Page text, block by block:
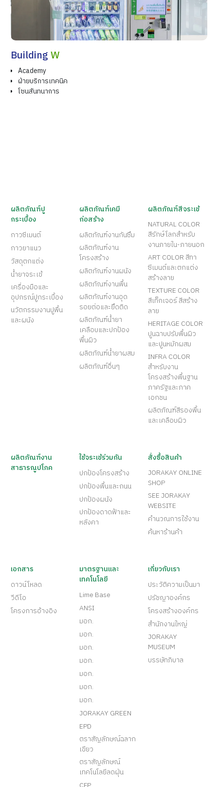
BuildingW
Academy
ฝ่ายบริการเทคนิค
โซนสันทนาการ
ผลิตภัณฑ์ปู
กระเบื้อง
กาวซีเมนต์
กาวยาแนว
วัสดุตกแต่ง
น้ำยาจระเข้
เครื่องมือและ
อุปกรณ์ปูกระเบื้อง
นวัตกรรมงานปูพื้น
และผนัง
ผลิตภัณฑ์เคมี
ก่อสร้าง
ผลิตภัณฑ์งานกันซึม
ผลิตภัณฑ์งาน
โครงสร้าง
ผลิตภัณฑ์งานผนัง
ผลิตภัณฑ์งานพื้น
ผลิตภัณฑ์งานอุด
รอยต่อและยึดติด
ผลิตภัณฑ์น้ำยา
เคลือบและปกป้อง
พื้นผิว
ผลิตภัณฑ์น้ำยาผสม
ผลิตภัณฑ์อื่นๆ
ผลิตภัณฑ์สีจระเข้
NATURAL COLOR
สีรักษ์โลกสำหรับ
งานภายใน-ภายนอก
ART COLOR สีทา
ซีเมนต์และตกแต่ง
สร้างลาย
TEXTURE COLOR
สีเท็กเจอร์ สีสร้าง
ลาย
HERITAGE COLOR
ปูนฉาบปรับพื้นผิว
และปูนหมักผสม
INFRA COLOR
สำหรับงาน
โครงสร้างพื้นฐาน
ภาครัฐและภาค
เอกชน
ผลิตภัณฑ์สีรองพื้น
และเคลือบผิว
ผลิตภัณฑ์งาน
สาธารณูปโภค
ใช้จระเข้ร่วมกัน
ปกป้องโครงสร้าง
ปกป้องพื้นและถนน
ปกป้องผนัง
ปกป้องดาดฟ้าและ
หลังคา
สั่งซื้อสินค้า
JORAKAY ONLINE
SHOP
SEE JORAKAY
WEBSITE
คำนวณการใช้งาน
ค้นหาร้านค้า
เอกสาร
ดาวน์โหลด
วีดีโอ
โครงการอ้างอิง
มาตรฐานและ
เทคโนโลยี
Lime Base
ANSI
มอก.
มอก.
มอก.
มอก.
มอก.
มอก.
มอก.
JORAKAY GREEN
EPD
ตราสัญลักษณ์ฉลาก
เขียว
ตราสัญลักษณ์
เทคโนโลยีลดฝุ่น
เกี่ยวกับเรา
ประวัติความเป็นมา
ปรัชญาองค์กร
โครงสร้างองค์กร
สำนักงานใหญ่
JORAKAY
MUSEUM
บรรษัทภิบาล